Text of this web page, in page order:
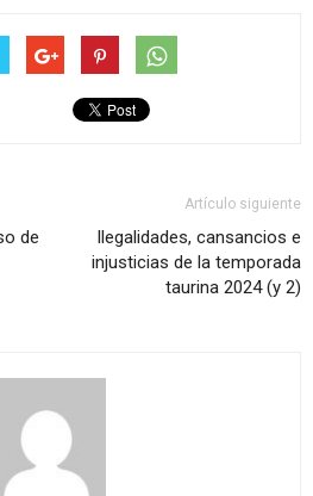
de
Artículo siguiente
Ilegalidades, cansancios e
injusticias de la temporada
taurina 2024 (y 2)